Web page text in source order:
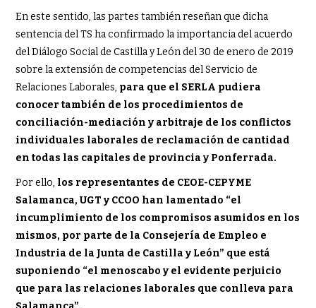
En este sentido, las partes también reseñan que dicha
sentencia del TS ha confirmado la importancia del acuerdo
del Diálogo Social de Castilla y León del 30 de enero de 2019
sobre la extensión de competencias del Servicio de
Relaciones Laborales, para que el SERLA pudiera
conocer también de los procedimientos de
conciliación-mediación y arbitraje de los conflictos
individuales laborales de reclamación de cantidad
en todas las capitales de provincia y Ponferrada.
Por ello, los representantes de CEOE-CEPYME
Salamanca, UGT y CCOO han lamentado “el
incumplimiento de los compromisos asumidos en los
mismos, por parte de la Consejería de Empleo e
Industria de la Junta de Castilla y León” que está
suponiendo “el menoscabo y el evidente perjuicio
que para las relaciones laborales que conlleva para